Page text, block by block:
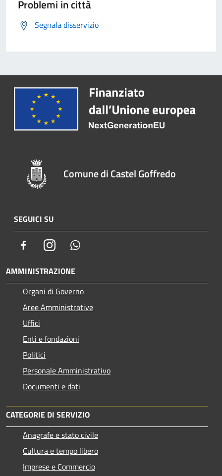
Problemi in città
Segnala disservizio
Comune di Castel Goffredo
SEGUICI SU
FacebookInstagram
AMMINISTRAZIONE
Organi di Governo
Aree Amministrative
Uffici
Enti e fondazioni
Politici
Personale Amministrativo
Documenti e dati
CATEGORIE DI SERVIZIO
Anagrafe e stato civile
Cultura e tempo libero
Imprese e Commercio